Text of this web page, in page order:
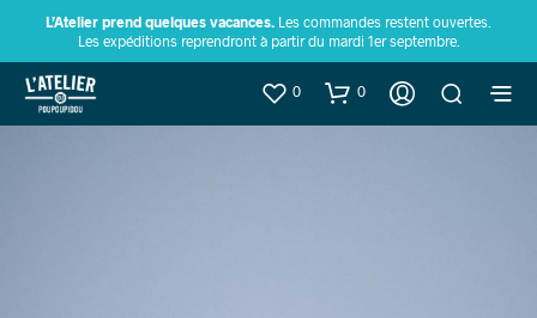
L’Atelier prend quelques vacances. Les commandes restent ouvertes.
Les expéditions reprendront à partir du mardi 1er septembre.
0 0